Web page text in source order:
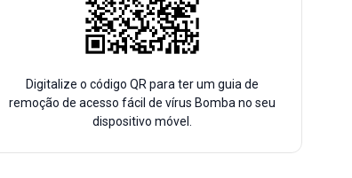
Digitalize o código QR para ter um guia de
remoção de acesso fácil de vírus Bomba no seu
dispositivo móvel.